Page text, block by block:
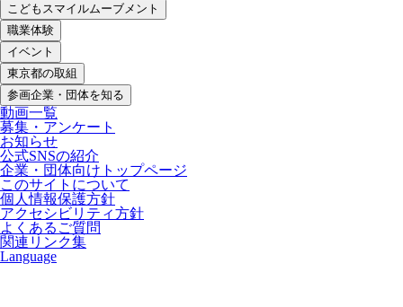
こどもスマイルムーブメント
職業体験
イベント
東京都の取組
参画企業・団体を知る
動画一覧
募集・アンケート
お知らせ
公式SNSの紹介
企業・団体向けトップページ
このサイトについて
個人情報保護方針
アクセシビリティ方針
よくあるご質問
関連リンク集
Language